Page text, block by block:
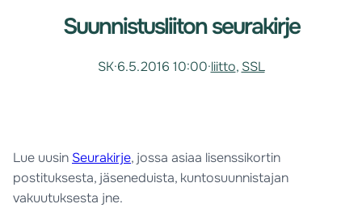
Suunnistusliiton seurakirje
SK·6.5.2016 10:00·liitto, SSL
Lue uusin Seurakirje, jossa asiaa lisenssikortin
postituksesta, jäseneduista, kuntosuunnistajan
vakuutuksesta jne.